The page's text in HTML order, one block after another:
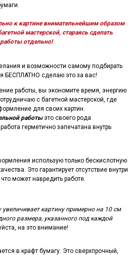
к картине внимательнейшим образом
мастерской, стараясь сделать
отдельно!
и возможности самому подбирать
я БЕСПЛАТНО сделаю это за вас!
работы, вы экономите время, энергию
с багетной мастерской, где
для своих картин.
работы это своего рода
герметично запечатана внутрь
использую только бескислотную
Это гарантирует отсутствие внутри
может навредить работе.
картину примерно на 10 см
размера, указанного под каждой
на это внимание!
в крафт бумагу. Это сверхпрочный,